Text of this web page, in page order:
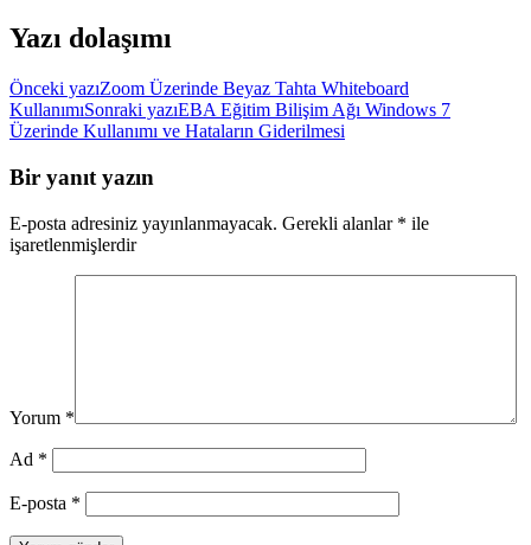
Yazı dolaşımı
Önceki yazıZoom Üzerinde Beyaz Tahta Whiteboard
KullanımıSonraki yazıEBA Eğitim Bilişim Ağı Windows 7
Üzerinde Kullanımı ve Hataların Giderilmesi
Bir yanıt yazın
E-posta adresiniz yayınlanmayacak. Gerekli alanlar * ile
işaretlenmişlerdir
Yorum *
Ad *
E-posta *